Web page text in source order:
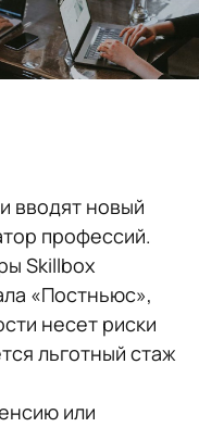
вводят новый
профессий.
Skillbox
«Постньюс»,
несет риски
льготный стаж
или